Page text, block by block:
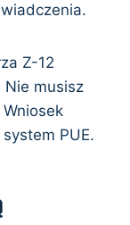
Z-12
Nie musisz
PUE.